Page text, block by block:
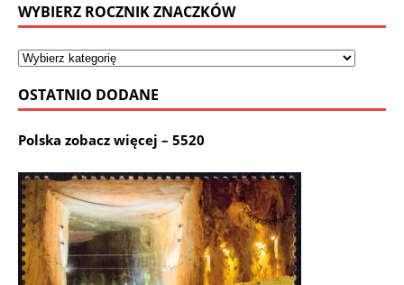
WYBIERZ ROCZNIK ZNACZKÓW
OSTATNIO DODANE
Polska zobacz więcej – 5520